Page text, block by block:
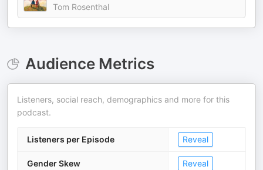
Tom Rosenthal
Audience Metrics
Listeners, social reach, demographics and more for this
podcast.
Listeners per Episode Reveal
Gender Skew Reveal